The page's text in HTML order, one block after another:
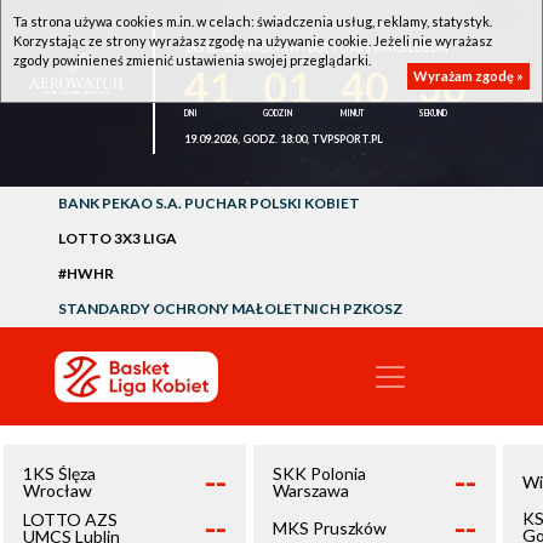
1KS ŚLĘZA WROCŁAW - LOTTO AZS UMCS LUBLIN
36
19.09.2026, GODZ. 18:00, TVPSPORT.PL
BANK PEKAO S.A. PUCHAR POLSKI KOBIET
LOTTO 3X3 LIGA
#HWHR
STANDARDY OCHRONY MAŁOLETNICH PZKOSZ
1KS Ślęza
Wrocław
--
LOTTO AZS
UMCS Lublin
--
SKK Polonia
Warszawa
--
MKS Pruszków --
Ta strona używa cookies m.in. w celach: świadczenia usług, reklamy, statystyk.
Korzystając ze strony wyrażasz zgodę na używanie cookie. Jeżeli nie wyrażasz
zgody powinieneś zmienić ustawienia swojej przeglądarki.
Wyrażam zgodę »